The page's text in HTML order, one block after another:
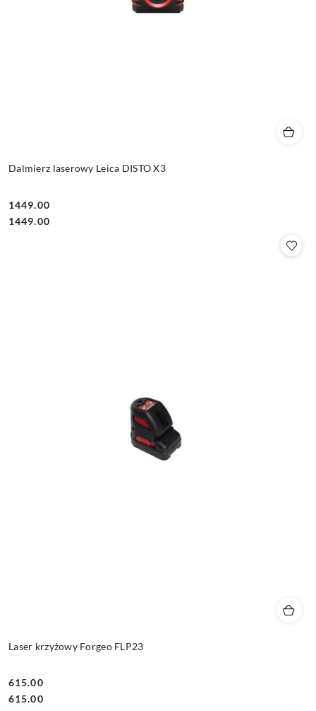
Dalmierz laserowy Leica DISTO X3
Cena:
1449.00
Cena:
1449.00
Laser krzyżowy Forgeo FLP23
Cena:
615.00
Cena:
615.00